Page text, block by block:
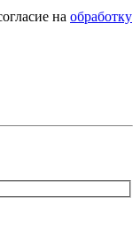
на обработку